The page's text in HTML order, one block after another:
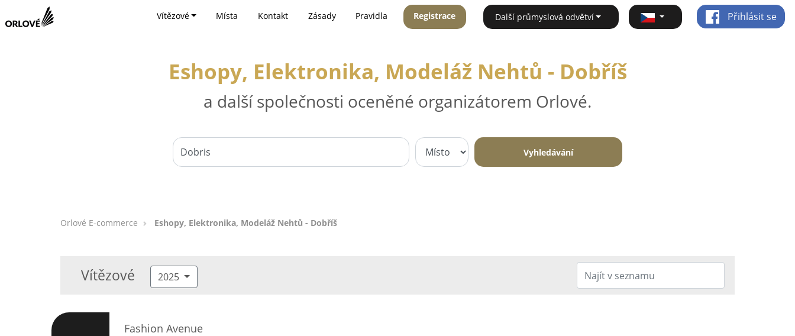
Vítězové Místa Kontakt Zásady Pravidla Registrace Další průmyslová odvětví Přihlásit se
Eshopy, Elektronika, Modeláž Nehtů - Dobříš
a další společnosti oceněné organizátorem Orlové.
Vyhledávání
Orlové E-commerce Eshopy, Elektronika, Modeláž Nehtů - Dobříš
Vítězové 2025
Fashion Avenue